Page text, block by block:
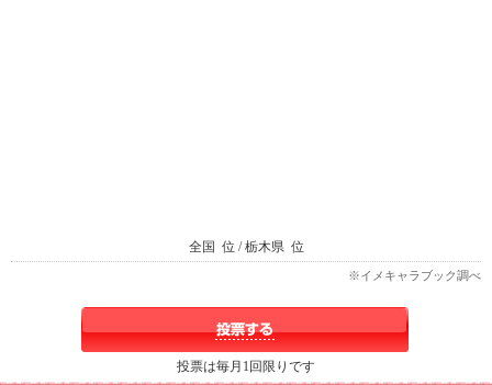
全国 位 / 栃木県 位
※イメキャラブック調べ
投票は毎月1回限りです